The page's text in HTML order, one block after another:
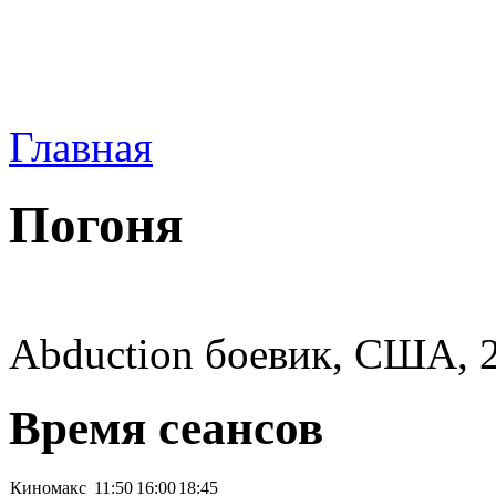
Главная
Погоня
Abduction боевик, США,
Время сеансов
Киномакс 11:50 16:0018:45